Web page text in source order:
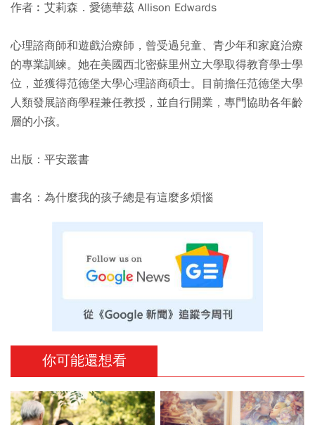
作者︰艾莉森．愛德華茲 Allison Edwards
心理諮商師和遊戲治療師，曾受過兒童、青少年和家庭治療
的專業訓練。她在美國西北密蘇里州立大學取得教育學士學
位，並獲得范德堡大學心理諮商碩士。目前擔任范德堡大學
人類發展諮商學程兼任教授，並自行開業，專門協助各年齡
層的小孩。
出版：平安叢書
書名：為什麼我的孩子總是有這麼多煩惱
你可能還想看